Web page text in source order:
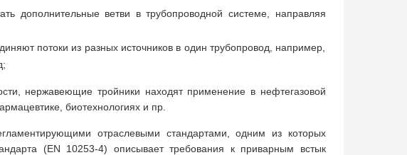
дополнительные ветви в трубопроводной системе, направляя
потоки из разных источников в один трубопровод, например,
нержавеющие тройники находят применение в нефтегазовой
биотехнологиях и пр.
отраслевыми стандартами, одним из которых
(EN 10253-4) описывает требования к приварным встык